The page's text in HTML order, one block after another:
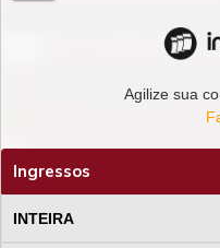
Agilize sua
Ingressos
INTEIRA